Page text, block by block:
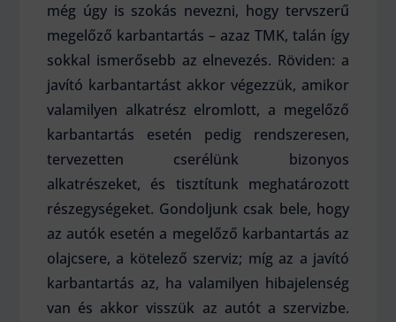
még úgy is szokás nevezni, hogy tervszerű
megelőző karbantartás – azaz TMK, talán így
sokkal ismerősebb az elnevezés. Röviden: a
javító karbantartást akkor végezzük, amikor
valamilyen alkatrész elromlott, a megelőző
karbantartás esetén pedig rendszeresen,
tervezetten cserélünk bizonyos
alkatrészeket, és tisztítunk meghatározott
részegységeket. Gondoljunk csak bele, hogy
az autók esetén a megelőző karbantartás az
olajcsere, a kötelező szerviz; míg az a javító
karbantartás az, ha valamilyen hibajelenség
van és akkor visszük az autót a szervizbe.